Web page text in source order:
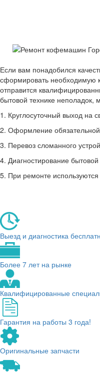
Если вам понадобился
сформировать необходимую
отправится
бытовой технике неполадок,
1. Круглосуточный выход на
2. Оформление обязательной
3. Перевоз сломанного
4. Диагностирование
5. При ремонте
Выезд и диагностика
Более 7 лет на рынке
Квалифицированные
Гарантия на работы 3 года!
Оригинальные запчасти